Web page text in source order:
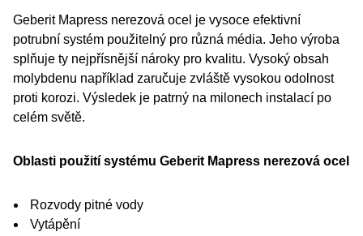
Geberit Mapress nerezová ocel je vysoce efektivní
potrubní systém použitelný pro různá média. Jeho výroba
splňuje ty nejpřísnější nároky pro kvalitu. Vysoký obsah
molybdenu například zaručuje zvláště vysokou odolnost
proti korozi. Výsledek je patrný na milonech instalací po
celém světě.
Oblasti použití systému Geberit Mapress nerezová ocel
Rozvody pitné vody
Vytápění